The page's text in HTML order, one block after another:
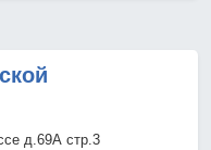
д.69А стр.3